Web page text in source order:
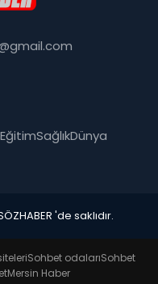
EğitimSağlıkDünya
'de saklıdır.
Sohbet odalarıSohbet
Mersin Haber